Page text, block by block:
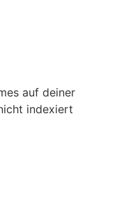
auf deiner
indexiert